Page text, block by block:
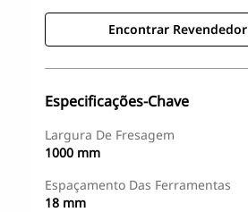
Encontrar Revendedor
Especificações-Chave
Largura De Fresagem
1000 mm
Espaçamento Das Ferramentas
18 mm